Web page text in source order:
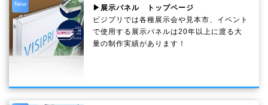
New
▶展示パネル トップページ
ビジプリでは各種展示会や見本市、イベント
で使用する展示パネルは20年以上に渡る大
量の制作実績があります！